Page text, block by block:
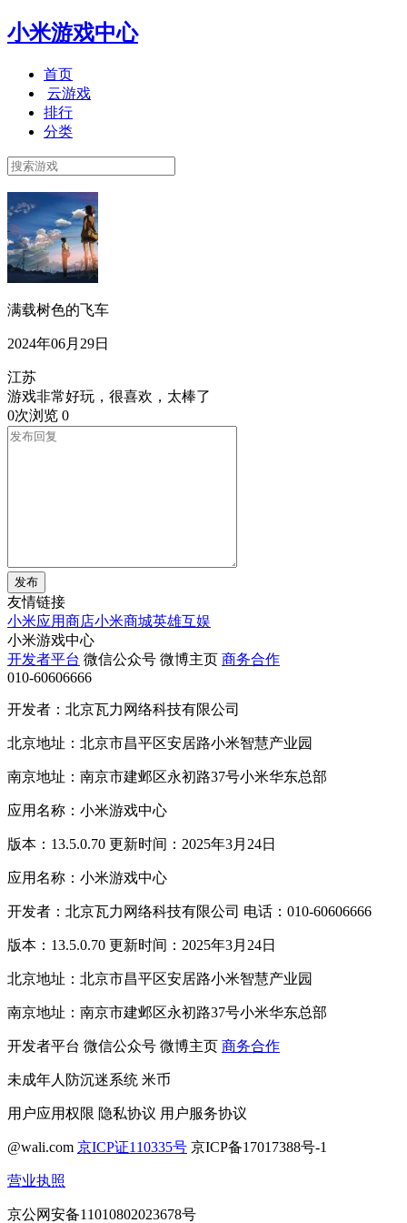
小米游戏中心
首页
云游戏
排行
分类
满载树色的飞车
2024年06月29日
江苏
游戏非常好玩，很喜欢，太棒了
0次浏览 0
发布
友情链接
小米应用商店小米商城英雄互娱
小米游戏中心
开发者平台 微信公众号 微博主页 商务合作
010-60606666
开发者：北京瓦力网络科技有限公司
北京地址：北京市昌平区安居路小米智慧产业园
南京地址：南京市建邺区永初路37号小米华东总部
应用名称：小米游戏中心
版本：13.5.0.70 更新时间：2025年3月24日
应用名称：小米游戏中心
开发者：北京瓦力网络科技有限公司 电话：010-60606666
版本：13.5.0.70 更新时间：2025年3月24日
北京地址：北京市昌平区安居路小米智慧产业园
南京地址：南京市建邺区永初路37号小米华东总部
开发者平台 微信公众号 微博主页 商务合作
未成年人防沉迷系统 米币
用户应用权限 隐私协议 用户服务协议
@wali.com 京ICP证110335号 京ICP备17017388号-1
营业执照
京公网安备11010802023678号